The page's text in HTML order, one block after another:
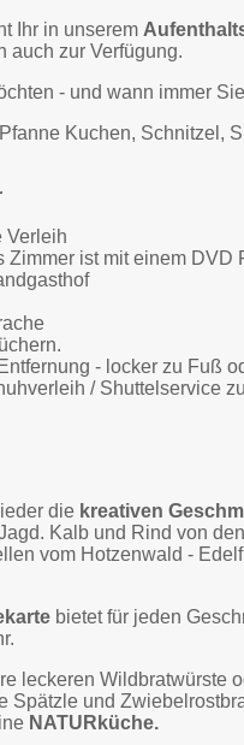
Ihr in unserem
auch zur Verfügung.
- und wann immer
Kuchen, Schnitzel,
Verleih
ist mit einem DVD
- locker zu Fuß
/ Shuttelservice
die kreativen
Kalb und Rind von
vom Hotzenwald -
bietet für jeden
leckeren Wildbratwürste
Spätzle und
NATURküche.